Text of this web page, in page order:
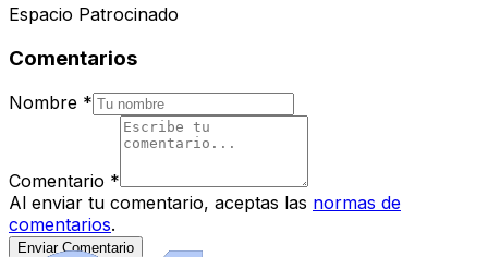
Espacio Patrocinado
Comentarios
Nombre *
Comentario *
Al enviar tu comentario, aceptas las normas de
comentarios.
Enviar Comentario